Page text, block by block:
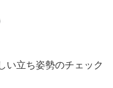
い立ち姿勢のチェック